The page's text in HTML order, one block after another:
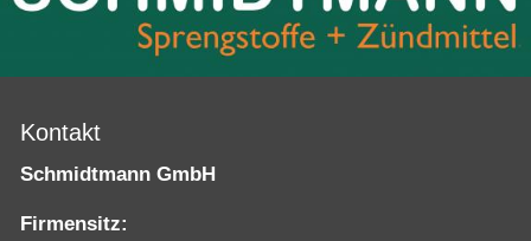
Kontakt
Kontakt
Schmidtmann GmbH
Firmensitz: